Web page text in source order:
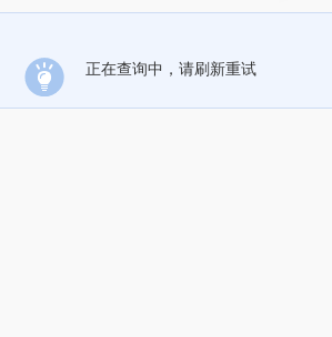
正在查询中，请刷新重试